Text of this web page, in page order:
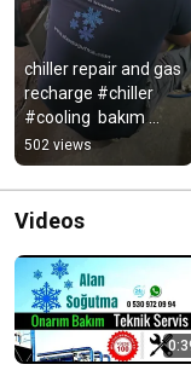
chiller repair and gas
recharge￼ #chiller
#cooling  bakım
onarım arıza
giderme #soğutma
502 views
Videos